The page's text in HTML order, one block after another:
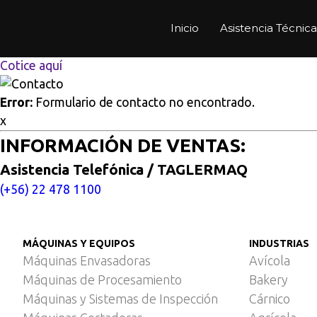
Inicio Asistencia Técnica
Tumbler-masajeadora
Cotice aquí
Error: Formulario de contacto no encontrado.
x
INFORMACIÓN DE VENTAS:
Asistencia Telefónica / TAGLERMAQ
(+56) 22 478 1100
MÁQUINAS Y EQUIPOS
Máquinas Envasadoras
Máquinas de Procesamiento
Máquinas y Sistemas de Inspección
INDUSTRIAS
Avícola
Bakery
Cárnico